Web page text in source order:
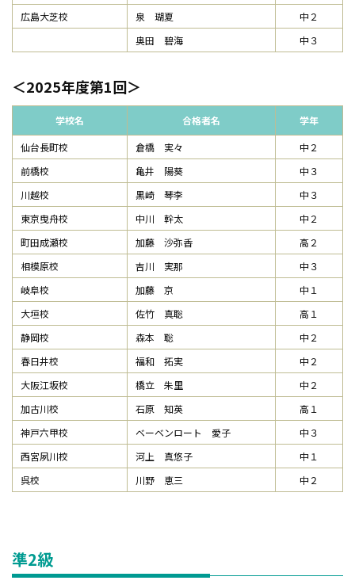
広島大芝校
泉 瑚夏
中２
奥田 碧海
中３
2025年度第1回
学校名 合格者名
学年
仙台長町校
倉橋 実々
中２
前橋校
亀井 陽葵
中３
川越校
黒崎 琴李
中３
東京曳舟校
中川 幹太
中２
町田成瀬校
加藤 沙弥香
高２
相模原校
吉川 実那
中３
岐阜校
加藤 京
中１
大垣校
佐竹 真聡
高１
静岡校
森本 聡
中２
春日井校
福和 拓実
中２
大阪江坂校
橋立 朱里
中２
加古川校
石原 知英
高１
神戸六甲校
ベーベンロート 愛子
中３
西宮夙川校
河上 真悠子
中１
呉校
川野 恵三 中２
準2級